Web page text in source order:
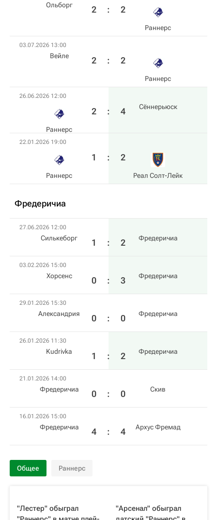
Ольборг 2 : 2
Раннерс
03.07.2026 13:00
Вейле 2 : 2
Раннерс
26.06.2026 12:00
Раннерс
2 : 4 Сённерьюск
22.01.2026 19:00
Раннерс
1 : 2
Реал Солт-Лейк
Фредеричиа
27.06.2026 12:00
Силькеборг 1 : 2 Фредеричиа
03.02.2026 15:00
Хорсенс 0 : 3 Фредеричиа
29.01.2026 15:30
Александрия 0 : 0 Фредеричиа
26.01.2026 11:30
Kudrivka 1 : 2 Фредеричиа
21.01.2026 14:00
Фредеричиа 0 : 0 Скив
16.01.2026 15:00
Фредеричиа 4 : 4 Архус Фремад
Общее Раннерс
"Лестер" обыграл
"Арсенал" обыграл